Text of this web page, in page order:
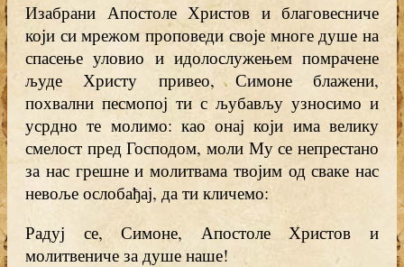
Изабрани Апостоле Христов и благовесниче
који си мрежом проповеди своје многе душе на
спасење уловио и идолослужењем помрачене
људе Христу привео, Симоне блажени,
похвални песмопој ти с љубављу узносимо и
усрдно те молимо: као онај који има велику
смелост пред Господом, моли Му се непрестано
за нас грешне и молитвама твојим од сваке нас
невоље ослобађај, да ти кличемо:
Радуј се, Симоне, Апостоле Христов и
молитвениче за душе наше!